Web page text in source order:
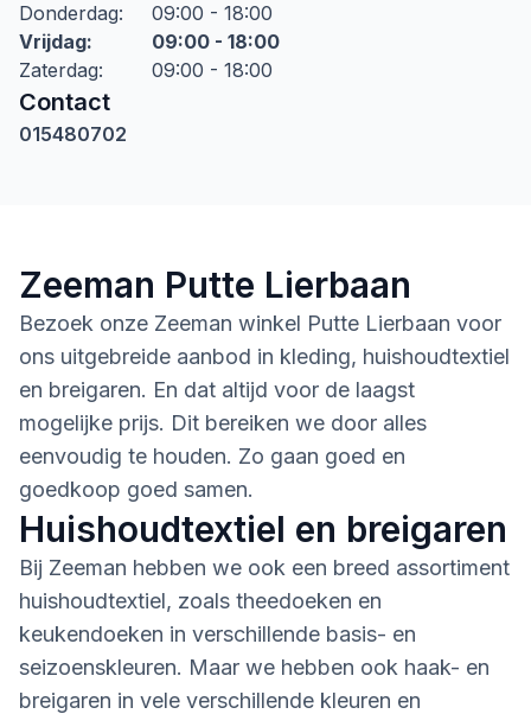
Donderdag:
09:00 - 18:00
Vrijdag:
09:00 - 18:00
Zaterdag: 09:00 - 18:00
Contact
015480702
Zeeman Putte Lierbaan
Bezoek onze Zeeman winkel Putte Lierbaan voor
ons uitgebreide aanbod in kleding, huishoudtextiel
en breigaren. En dat altijd voor de laagst
mogelijke prijs. Dit bereiken we door alles
eenvoudig te houden. Zo gaan goed en
goedkoop goed samen.
Huishoudtextiel en breigaren
Bij Zeeman hebben we ook een breed assortiment
huishoudtextiel, zoals theedoeken en
keukendoeken in verschillende basis- en
seizoenskleuren. Maar we hebben ook haak- en
breigaren in vele verschillende kleuren en